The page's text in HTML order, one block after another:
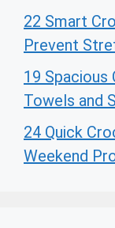
22 Smart
Prevent
19 Spacious
Towels and
24 Quick
Weekend